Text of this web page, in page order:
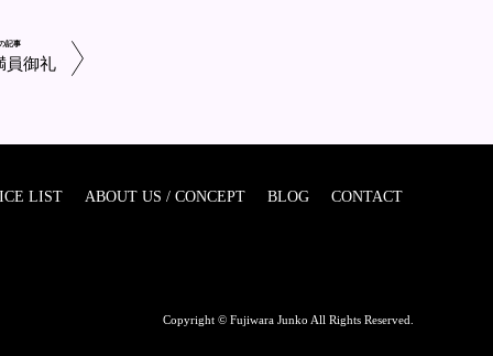
記事
員御礼
LIST ABOUT US / CONCEPT BLOG CONTACT
Copyright © Fujiwara Junko All Rights Reserved.